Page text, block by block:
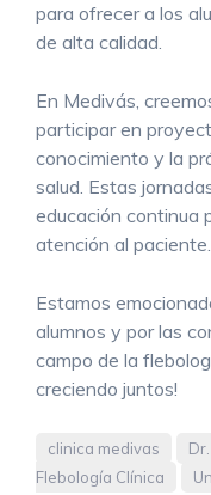
para ofrecer a los
de alta calidad.
En Medivás,
participar en
conocimiento y la
salud. Estas
educación continua
atención al paciente.
Estamos
alumnos y por las
campo de la
creciendo juntos!
clinica medivas
Flebología Clínica